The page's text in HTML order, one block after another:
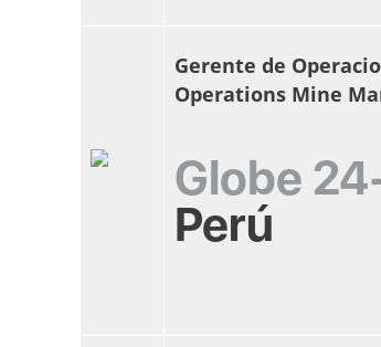
Gerente de
Operations Mine
Globe
Perú